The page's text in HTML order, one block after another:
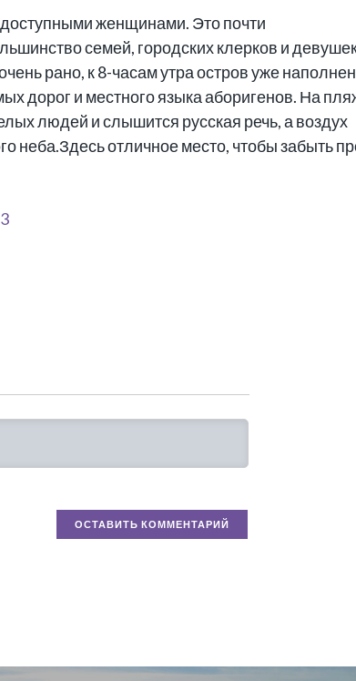
женщинами. Это почти
семей, городских клерков и
рано, к 8-часам утра остров уже наполнен
дорог и местного языка аборигенов. На
людей и слышится русская речь, а воздух
неба.Здесь отличное место, чтобы забыть